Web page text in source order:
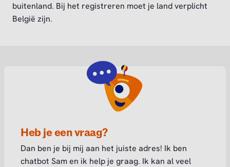
buitenland. Bij het registreren moet je land verplicht
België zijn.
Heb je een vraag?
Dan ben je bij mij aan het juiste adres! Ik ben
chatbot Sam en ik help je graag. Ik kan al veel